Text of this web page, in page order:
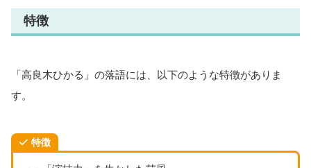
特徴
「高良木ひかる」の落語には、以下のような特徴がありま
す。
特徴